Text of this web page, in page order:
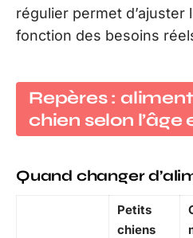
régulier permet d’ajuster
fonction des besoins
Repères :
chien selon l’âge
Quand changer
Petits
chiens